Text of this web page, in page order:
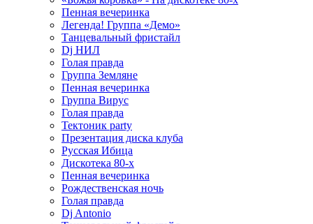
Пенная вечеринка
Легенда! Группа «Демо»
Танцевальный фристайл
Dj НИЛ
Голая правда
Группа Земляне
Пенная вечеринка
Группа Вирус
Голая правда
Тектоник party
Презентация диска клуба
Русская Ибица
Дискотека 80-х
Пенная вечеринка
Рождественская ночь
Голая правда
Dj Antonio